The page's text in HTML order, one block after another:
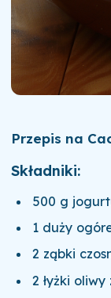
Przepis na
Składniki:
500 g
1 duży
2 ząbki
2 łyżki